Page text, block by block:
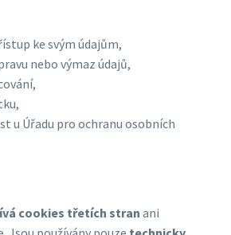
ke svým údajům,
nebo výmaz údajů,
u Úřadu pro ochranu osobních
cookies třetích stranani